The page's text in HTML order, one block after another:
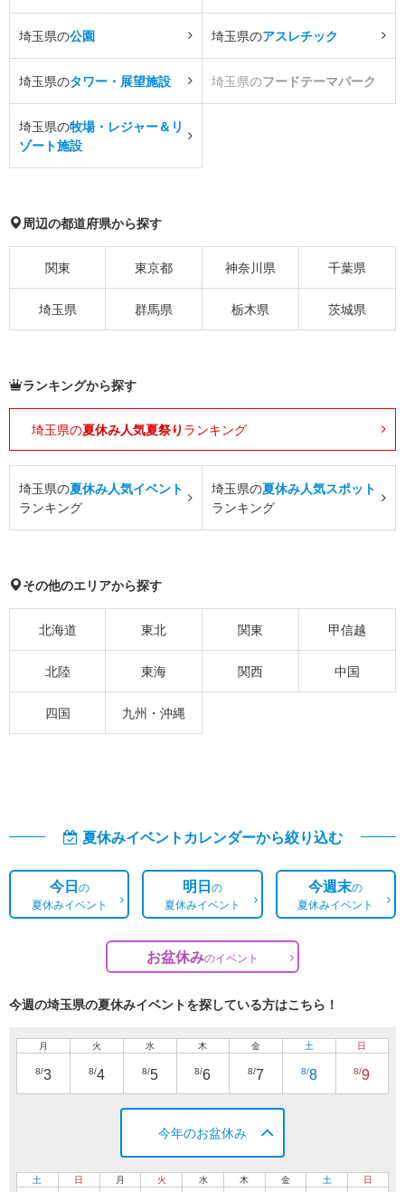
埼玉県の公園 埼玉県のアスレチック
埼玉県のタワー・展望施設 埼玉県のフードテーマパーク
埼玉県の牧場・レジャー＆リ
ゾート施設
周辺の都道府県から探す
関東 東京都 神奈川県 千葉県
埼玉県 群馬県 栃木県 茨城県
ランキングから探す
埼玉県の夏休み人気夏祭り ランキング
埼玉県の夏休み人気イベント
ランキング
埼玉県の夏休み人気スポット
ランキング
その他のエリアから探す
北海道 東北 関東 甲信越
北陸 東海 関西 中国
四国 九州・沖縄
夏休みイベントカレンダーから絞り込む
今日の
夏休みイベント
明日の
夏休みイベント
今週末の
夏休みイベント
お盆休みのイベント
今週の埼玉県の夏休みイベントを探している方はこちら！
月
8/3
火
8/4
水
8/5
木
8/6
金
8/7
土
8/8
日
8/9
今年のお盆休み
土 日 月 火 水 木 金 土 日